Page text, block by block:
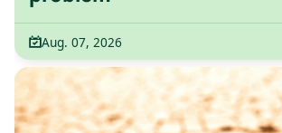
Aug. 07, 2026